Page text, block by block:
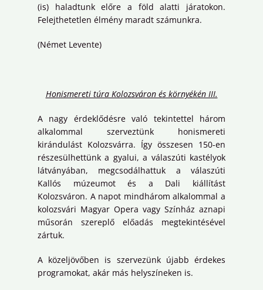
(is) haladtunk előre a föld alatti járatokon.
Felejthetetlen élmény maradt számunkra.
(Német Levente)
Honismereti túra Kolozsváron és környékén III.
A nagy érdeklődésre való tekintettel három
alkalommal szerveztünk honismereti
kirándulást Kolozsvárra. Így összesen 150-en
részesülhettünk a gyalui, a válaszúti kastélyok
látványában, megcsodálhattuk a válaszúti
Kallós múzeumot és a Dali kiállítást
Kolozsváron. A napot mindhárom alkalommal a
kolozsvári Magyar Opera vagy Színház aznapi
műsorán szereplő előadás megtekintésével
zártuk.
A közeljövőben is szervezünk újabb érdekes
programokat, akár más helyszíneken is.